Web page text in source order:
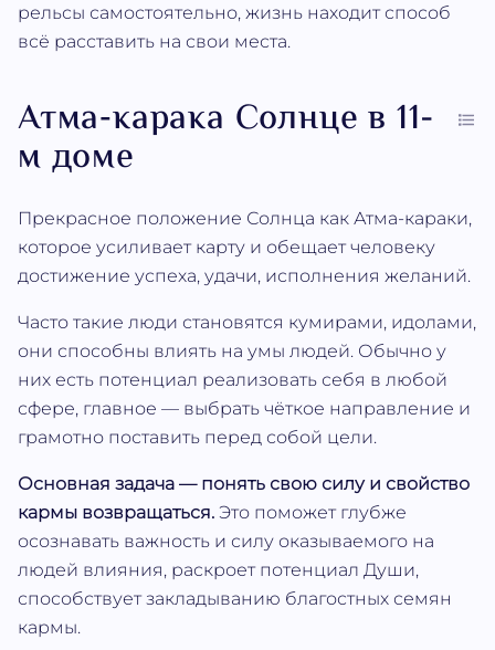
рельсы самостоятельно, жизнь находит способ
всё расставить на свои места.
Атма‐карака Солнце в 11-
м доме
Прекрасное положение Солнца как Атма‐караки,
которое усиливает карту и обещает человеку
достижение успеха, удачи, исполнения желаний.
Часто такие люди становятся кумирами, идолами,
они способны влиять на умы людей. Обычно у
них есть потенциал реализовать себя в любой
сфере, главное — выбрать чёткое направление и
грамотно поставить перед собой цели.
Основная задача — понять свою силу и свойство
кармы возвращаться. Это поможет глубже
осознавать важность и силу оказываемого на
людей влияния, раскроет потенциал Души,
способствует закладыванию благостных семян
кармы.